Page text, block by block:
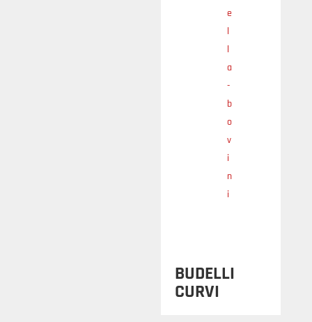
BUDELLI
CURVI